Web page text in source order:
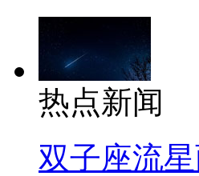
热点新闻
双子座流